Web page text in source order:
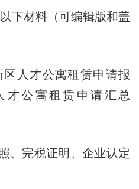
材料（可编辑版和盖
人才公寓租赁申请报
才公寓租赁申请汇总
完税证明、企业认定